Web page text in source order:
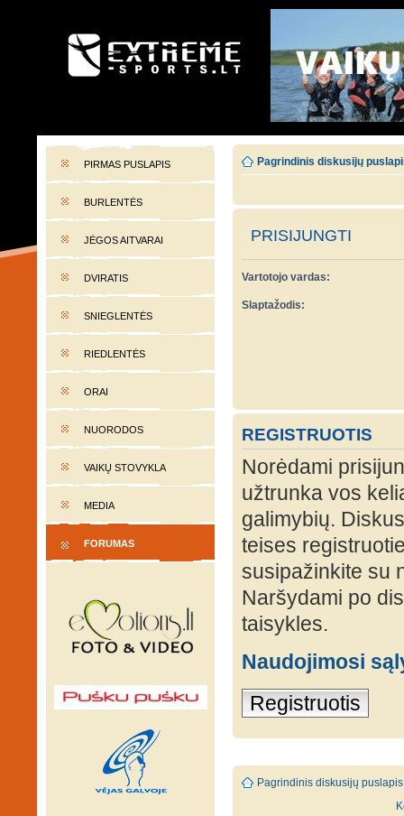
EXTREME-SPORTS.LT
PIRMAS PUSLAPIS
BURLENTĖS
JĖGOS AITVARAI
DVIRATIS
SNIEGLENTĖS
RIEDLENTĖS
ORAI
NUORODOS
VAIKŲ STOVYKLA
MEDIA
FORUMAS
Pagrindinis diskusijų
PRISIJUNGTI
Vartotojo vardas:
Slaptažodis:
REGISTRUOTIS
Norėdami
užtrunka vos
galimybių.
teises
susipažinkite su
Naršydami po
taisykles.
Naudojimosi
Registruotis
Pagrindinis diskusijų puslapis